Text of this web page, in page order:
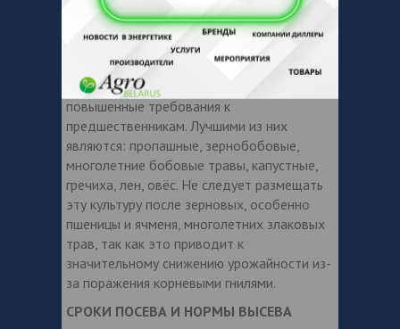
обменного калия – не менее 200 мг/кг
почвы.
МЕСТО В СЕВООБОРОТЕ
Яровое тритикале предъявляет
повышенные требования к
предшественникам. Лучшими из них
являются: пропашные, зернобобовые,
многолетние бобовые травы, капустные,
гречиха, лен, овёс. Не следует размещать
эту культуру после зерновых, особенно
пшеницы и ячменя, многолетних злаковых
трав, так как это приводит к
значительному снижению урожайности из-
за поражения корневыми гнилями.
СРОКИ ПОСЕВА И НОРМЫ ВЫСЕВА